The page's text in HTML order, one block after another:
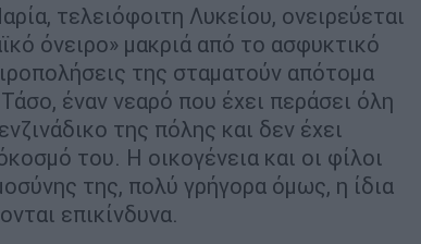
τελειόφοιτη Λυκείου, ονειρεύεται
όνειρο» μακριά από το ασφυκτικό
της σταματούν απότομα
έναν νεαρό που έχει περάσει όλη
της πόλης και δεν έχει
του. Η οικογένεια και οι φίλοι
της, πολύ γρήγορα όμως, η ίδια
επικίνδυνα.